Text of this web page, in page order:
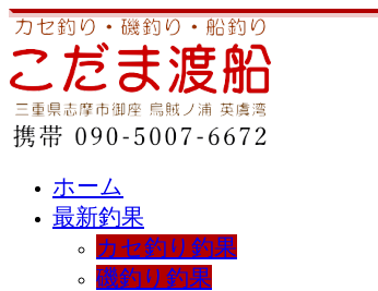
ホーム
最新釣果
カセ釣り釣果
磯釣り釣果